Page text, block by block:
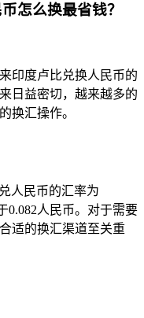
怎么换最省钱？
印度卢比兑换人民币的
日益密切，越来越多的
换汇操作。
人民币的汇率为
0.082人民币。对于需要
适的换汇渠道至关重